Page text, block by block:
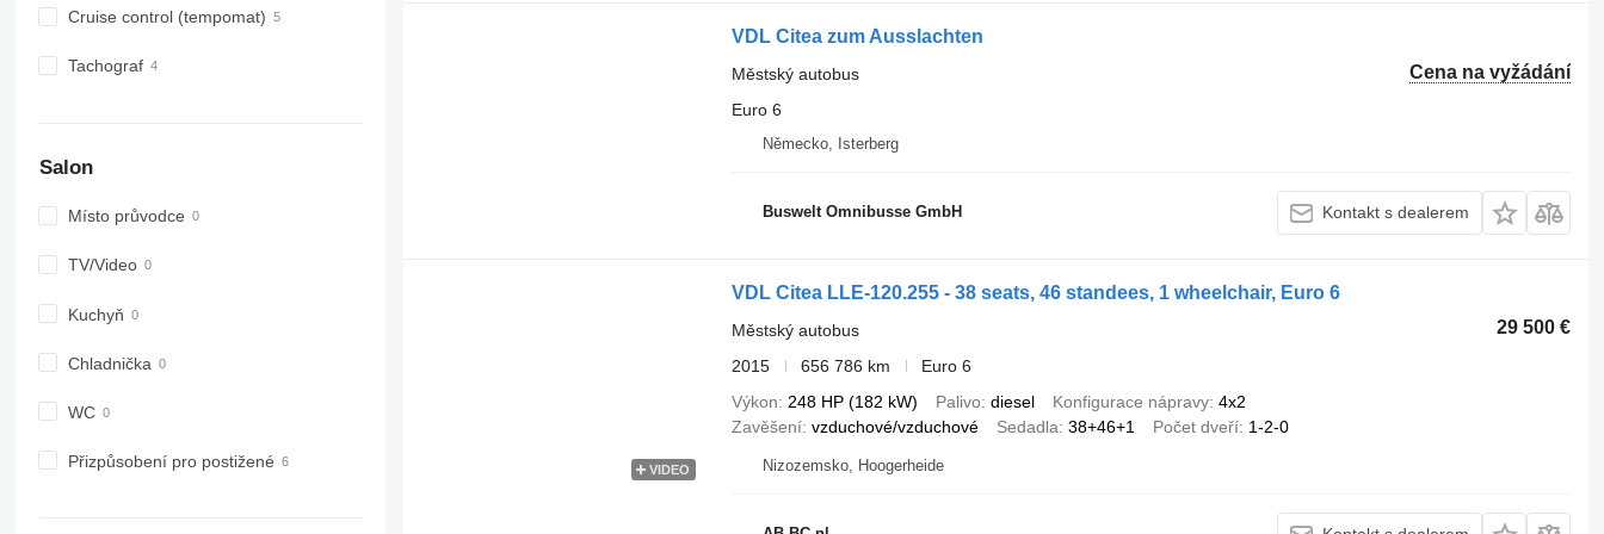
Cruise control (tempomat)
Tachograf
Salon
Místo průvodce
TV/Video
Kuchyň
Chladnička
WC
Přizpůsobení pro postižené
VDL Citea zum Ausslachten
Cena na vyžádání
Městský autobus
Euro 6
Německo, Isterberg
Buswelt Omnibusse GmbH Kontakt s dealerem
VIDEO
VDL Citea LLE-120.255 - 38 seats, 46 standees, 1 wheelchair, Euro 6
29 500 €
Městský autobus
2015
656 786 km
Euro 6
Výkon
248 HP (182 kW) Palivo diesel Konfigurace nápravy 4x2
Zavěšení vzduchové/vzduchové Sedadla 38+46+1 Počet dveří 1-2-0
Nizozemsko, Hoogerheide